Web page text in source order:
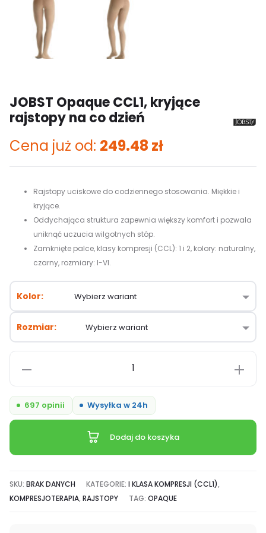
JOBST Opaque CCL1, kryjące
rajstopy na co dzień
Cena już od: 249.48 zł
Rajstopy uciskowe do codziennego stosowania. Miękkie i
kryjące​.
Oddychająca struktura zapewnia większy komfort i pozwala
uniknąć uczucia wilgotnych stóp​.
Zamknięte palce, klasy kompresji (CCL): 1 i 2, kolory: naturalny,
czarny, rozmiary: I-VI.
Kolor
Rozmiar
697 opinii Wysyłka w 24h
Opaque
CCL1,
co
dzień
Dodaj do koszyka
SKU:BRAK DANYCH KATEGORIE:I KLASA KOMPRESJI (CCL1),
KOMPRESJOTERAPIA,RAJSTOPY TAG:OPAQUE